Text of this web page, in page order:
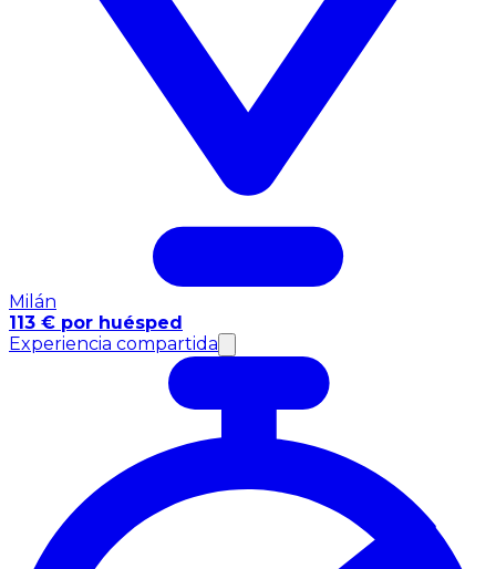
Milán
113 € por huésped
Experiencia compartida